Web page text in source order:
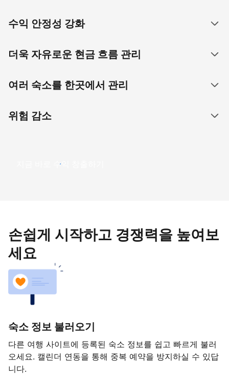
수익 안정성 강화
더욱 자유로운 현금 흐름 관리
여러 숙소를 한곳에서 관리
위험 감소
지금 바로 수익 창출하기
손쉽게 시작하고 경쟁력을 높여보
세요
숙소 정보 불러오기
다른 여행 사이트에 등록된 숙소 정보를 쉽고 빠르게 불러
오세요. 캘린더 연동을 통해 중복 예약을 방지하실 수 있답
니다.